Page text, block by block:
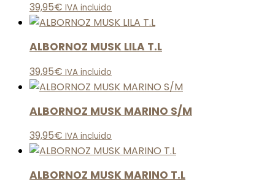
39,95€ IVA incluido
ALBORNOZ MUSK LILA T.L
39,95€ IVA incluido
ALBORNOZ MUSK MARINO S/M
39,95€ IVA incluido
ALBORNOZ MUSK MARINO T.L